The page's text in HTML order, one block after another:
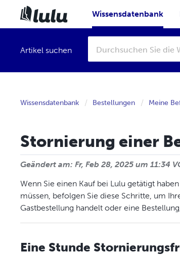
Wissensdatenbank
Artikel suchen
Wissensdatenbank Bestellungen Meine
Stornierung einer
Geändert am: Fr, Feb 28, 2025 um 11:34
Wenn Sie einen Kauf bei Lulu getätigt
müssen, befolgen Sie diese Schritte, um
Gastbestellung handelt oder eine
Eine Stunde